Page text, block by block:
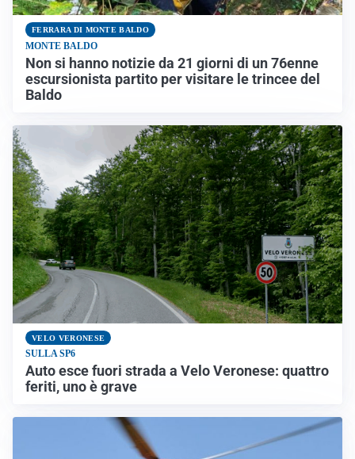
FERRARA DI MONTE BALDO
MONTE BALDO
Non si hanno notizie da 21 giorni di un 76enne
escursionista partito per visitare le trincee del
Baldo
VELO VERONESE
SULLA SP6
Auto esce fuori strada a Velo Veronese: quattro
feriti, uno è grave